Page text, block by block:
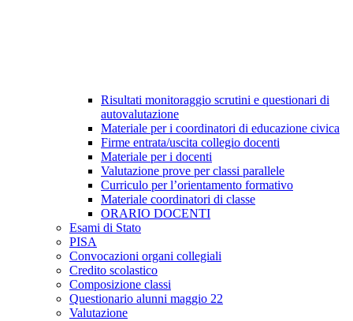
Risultati monitoraggio scrutini e questionari di
autovalutazione
Materiale per i coordinatori di educazione civica
Firme entrata/uscita collegio docenti
Materiale per i docenti
Valutazione prove per classi parallele
Curriculo per l’orientamento formativo
Materiale coordinatori di classe
ORARIO DOCENTI
Esami di Stato
PISA
Convocazioni organi collegiali
Credito scolastico
Composizione classi
Questionario alunni maggio 22
Valutazione